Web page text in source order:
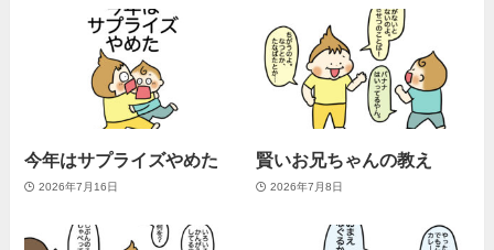
今年はサプライズやめた
2026年7月16日
賢いお兄ちゃんの教え
2026年7月8日